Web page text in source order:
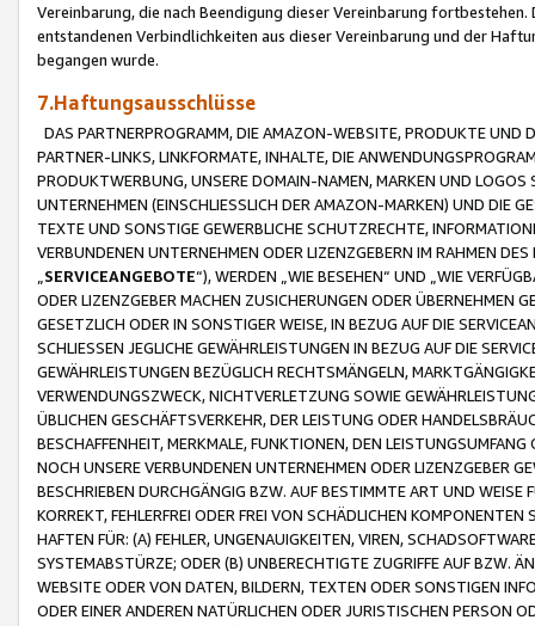
Vereinbarung, die nach Beendigung dieser Vereinbarung
entstandenen Verbindlichkeiten aus dieser Vereinbarung und der
begangen wurde.
7.Haftungsausschlüsse
DAS PARTNERPROGRAMM, DIE AMAZON-WEBSITE, PRODUKTE UND
PARTNER-LINKS, LINKFORMATE, INHALTE, DIE
PRODUKTWERBUNG, UNSERE DOMAIN-NAMEN, MARKEN UND
UNTERNEHMEN (EINSCHLIESSLICH DER AMAZON-MARKEN) UND DIE
TEXTE UND SONSTIGE GEWERBLICHE SCHUTZRECHTE,
VERBUNDENEN UNTERNEHMEN ODER LIZENZGEBERN IM RAHMEN
SERVICEANGEBOTE“), WERDEN „WIE BESEHEN“ UND „WIE
ODER LIZENZGEBER MACHEN ZUSICHERUNGEN ODER ÜBERNEHMEN
GESETZLICH ODER IN SONSTIGER WEISE, IN BEZUG AUF DIE
SCHLIESSEN JEGLICHE GEWÄHRLEISTUNGEN IN BEZUG AUF DIE
GEWÄHRLEISTUNGEN BEZÜGLICH RECHTSMÄNGELN,
VERWENDUNGSZWECK, NICHTVERLETZUNG SOWIE
ÜBLICHEN GESCHÄFTSVERKEHR, DER LEISTUNG ODER
BESCHAFFENHEIT, MERKMALE, FUNKTIONEN, DEN
NOCH UNSERE VERBUNDENEN UNTERNEHMEN ODER LIZENZGEBER
BESCHRIEBEN DURCHGÄNGIG BZW. AUF BESTIMMTE ART UND
KORREKT, FEHLERFREI ODER FREI VON SCHÄDLICHEN
HAFTEN FÜR: (A) FEHLER, UNGENAUIGKEITEN, VIREN,
SYSTEMABSTÜRZE; ODER (B) UNBERECHTIGTE ZUGRIFFE AUF BZW.
WEBSITE ODER VON DATEN, BILDERN, TEXTEN ODER SONSTIGEN
ODER EINER ANDEREN NATÜRLICHEN ODER JURISTISCHEN PERSON